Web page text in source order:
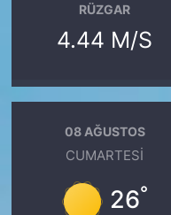
RÜZGAR
4.44 M/S
08 AĞUSTOS
CUMARTESI
26°